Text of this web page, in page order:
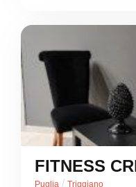
FITNESS
Puglia / Triggiano